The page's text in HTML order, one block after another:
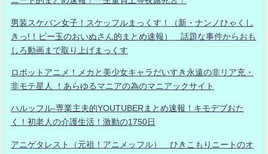
男装スケバン女子！スケッフルまっくす！（新・ナンノひゃくし
きっ!！ビー玉のおいぬさん的まとめ速報） 話題な事件からおも
しろ動画まで取り上げまっくす
ロボットアニメ！メカと美少女キャラだいすき永遠の非リア充・
非モテ星人 ！あらゆるマニアの為のマニアックサイト
ハルッフル-専業主夫的YOUTUBERまとめ速報！キモデブおた
く！初老人の介護生活！激動の1750日
アニゲタレスト（元祖！アニメッフル） ひきこもりニートのオ